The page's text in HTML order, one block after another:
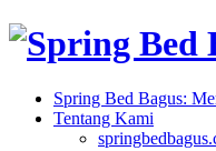
Spring Bed Bagus:
Tentang Kami